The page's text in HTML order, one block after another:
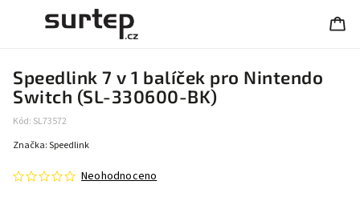
Speedlink 7 v 1 balíček pro Nintendo
Switch (SL-330600-BK)
Kód: SL73572
Neohodnoceno
Značka:Speedlink